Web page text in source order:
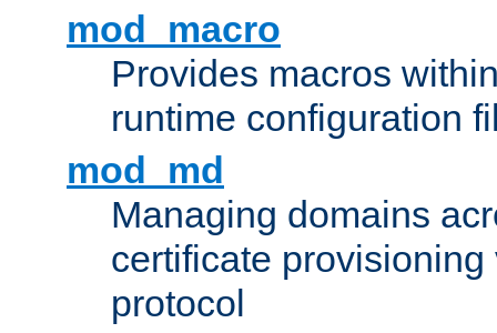
mod_macro
Provides macros
runtime configuration
mod_md
Managing domains
certificate provisioning
protocol